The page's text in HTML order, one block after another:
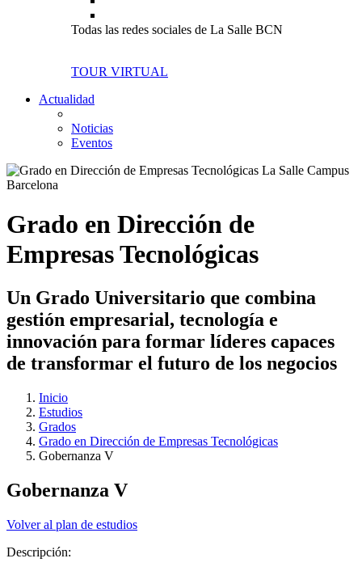
Todas las redes sociales de La Salle BCN
TOUR VIRTUAL
Actualidad
Noticias
Eventos
Grado en Dirección de
Empresas Tecnológicas
Un Grado Universitario que combina
gestión empresarial, tecnología e
innovación para formar líderes capaces
de transformar el futuro de los negocios
Inicio
Estudios
Grados
Grado en Dirección de Empresas Tecnológicas
Gobernanza V
Gobernanza V
Volver al plan de estudios
Descripción: